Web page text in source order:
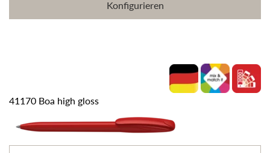
Konfigurieren
41170 Boa high gloss